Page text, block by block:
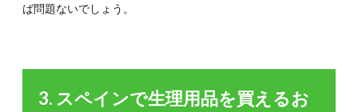
ば問題ないでしょう。
3. スペインで生理用品を買えるお